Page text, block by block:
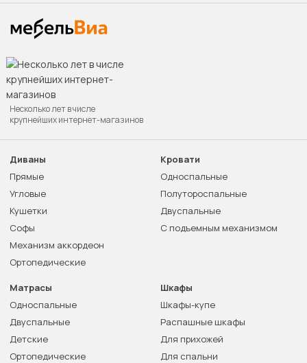
Несколько лет в числе
крупнейших интернет-магазинов
Диваны
Прямые
Угловые
Кушетки
Софы
Механизм аккордеон
Ортопедические
Кровати
Односпальные
Полутороспальные
Двуспальные
С подъемным механизмом
Матрасы
Односпальные
Двуспальные
Детские
Ортопедические
Шкафы
Шкафы-купе
Распашные шкафы
Для прихожей
Для спальни